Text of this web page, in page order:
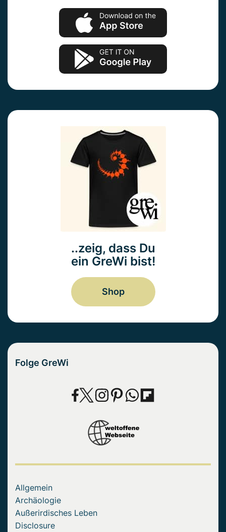
..zeig, dass Du
ein GreWi bist!
Shop
Folge GreWi
Allgemein
Archäologie
Außerirdisches Leben
Disclosure